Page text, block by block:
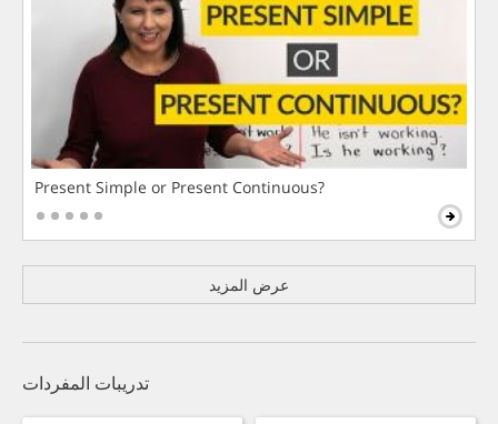
Present Simple or Present Continuous?
عرض المزيد
تدريبات المفردات